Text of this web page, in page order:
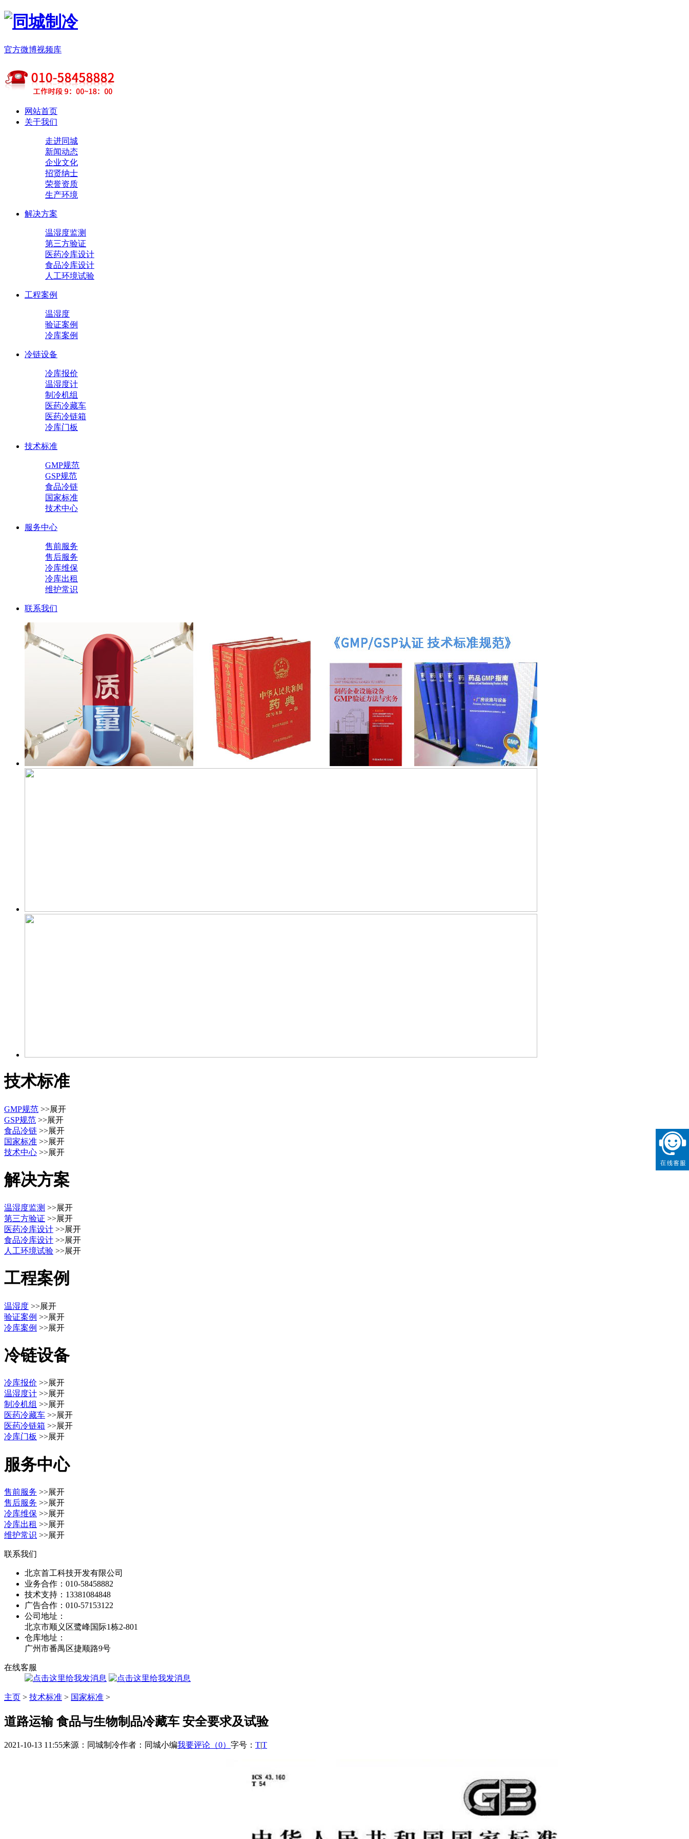
官方微博视频库
网站首页
关于我们
走进同城
新闻动态
企业文化
招贤纳士
荣誉资质
生产环境
解决方案
温湿度监测
第三方验证
医药冷库设计
食品冷库设计
人工环境试验
工程案例
温湿度
验证案例
冷库案例
冷链设备
冷库报价
温湿度计
制冷机组
医药冷藏车
医药冷链箱
冷库门板
技术标准
GMP规范
GSP规范
食品冷链
国家标准
技术中心
服务中心
售前服务
售后服务
冷库维保
冷库出租
维护常识
联系我们
技术标准
GMP规范 >>展开
GSP规范 >>展开
食品冷链 >>展开
国家标准 >>展开
技术中心 >>展开
解决方案
温湿度监测 >>展开
第三方验证 >>展开
医药冷库设计 >>展开
食品冷库设计 >>展开
人工环境试验 >>展开
工程案例
温湿度 >>展开
验证案例 >>展开
冷库案例 >>展开
冷链设备
冷库报价 >>展开
温湿度计 >>展开
制冷机组 >>展开
医药冷藏车 >>展开
医药冷链箱 >>展开
冷库门板 >>展开
服务中心
售前服务 >>展开
售后服务 >>展开
冷库维保 >>展开
冷库出租 >>展开
维护常识 >>展开
联系我们
北京首工科技开发有限公司
业务合作： 010-58458882
技术支持： 13381084848
广告合作： 010-57153122
公司地址：
北京市顺义区鹭峰国际1栋2-801
仓库地址：
广州市番禺区捷顺路9号
在线客服
主页 > 技术标准 > 国家标准 >
道路运输 食品与生物制品冷藏车 安全要求及试验
2021-10-13 11:55来源：同城制冷作者：同城小编我要评论（0） 字号： T|T